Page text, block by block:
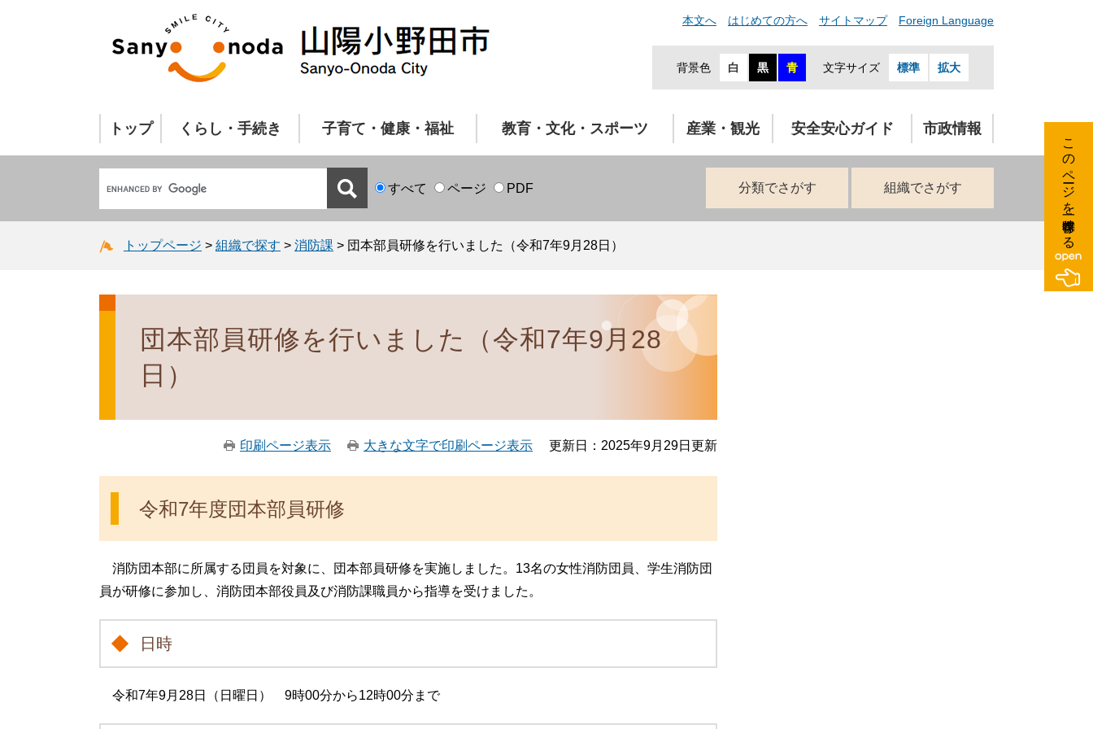
本文へ はじめての方へ サイトマップ Foreign Language
背景色 白 黒 青 文字サイズ 標準 拡大
トップ くらし・手続き 子育て・健康・福祉 教育・文化・スポーツ 産業・観光 安全安心ガイド 市政情報
すべて ページ PDF 分類でさがす 組織でさがす
トップページ > 組織で探す > 消防課 > 団本部員研修を行いました（令和7年9月28日）
団本部員研修を行いました（令和7年9月28
日）
印刷ページ表示 大きな文字で印刷ページ表示 更新日：2025年9月29日更新
令和7年度団本部員研修
消防団本部に所属する団員を対象に、団本部員研修を実施しました。13名の女性消防団員、学生消防団
員が研修に参加し、消防団本部役員及び消防課職員から指導を受けました。
日時
令和7年9月28日（日曜日） 9時00分から12時00分まで
このページを一時保存する